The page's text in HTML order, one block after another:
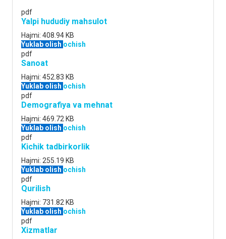
pdf
Yalpi hududiy mahsulot
Hajmi: 408.94 KB
Yuklab olish ochish
pdf
Sanoat
Hajmi: 452.83 KB
Yuklab olish ochish
pdf
Demografiya va mehnat
Hajmi: 469.72 KB
Yuklab olish ochish
pdf
Kichik tadbirkorlik
Hajmi: 255.19 KB
Yuklab olish ochish
pdf
Qurilish
Hajmi: 731.82 KB
Yuklab olish ochish
pdf
Xizmatlar